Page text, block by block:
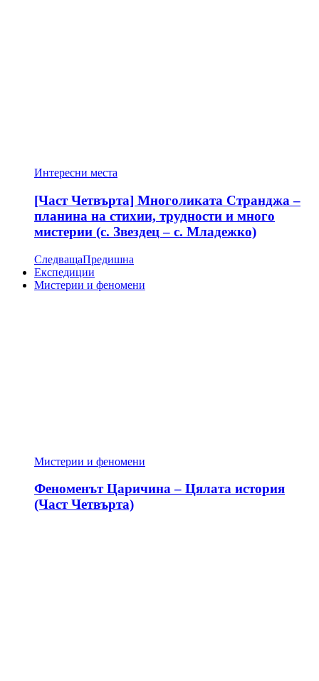
Интересни места
[Част Четвърта] Многоликата Странджа –
планина на стихии, трудности и много
мистерии (с. Звездец – с. Младежко)
СледващаПредишна
Експедиции
Мистерии и феномени
Мистерии и феномени
Феноменът Царичина – Цялата история
(Част Четвърта)